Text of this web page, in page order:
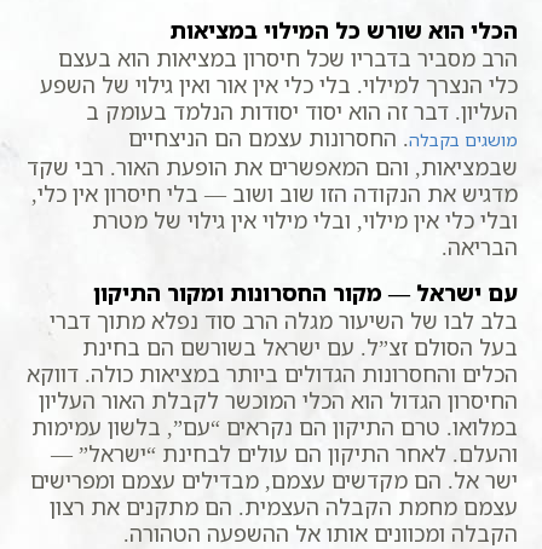
הכלי הוא שורש כל המילוי במציאות
הרב מסביר בדבריו שכל חיסרון במציאות הוא בעצם
כלי הנצרך למילוי. בלי כלי אין אור ואין גילוי של השפע
העליון. דבר זה הוא יסוד יסודות הנלמד בעומק ב
מושגים בקבלה. החסרונות עצמם הם הניצחיים
שבמציאות, והם המאפשרים את הופעת האור. רבי שקד
מדגיש את הנקודה הזו שוב ושוב — בלי חיסרון אין כלי,
ובלי כלי אין מילוי, ובלי מילוי אין גילוי של מטרת
הבריאה.
עם ישראל — מקור החסרונות ומקור התיקון
בלב לבו של השיעור מגלה הרב סוד נפלא מתוך דברי
בעל הסולם זצ”ל. עם ישראל בשורשם הם בחינת
הכלים והחסרונות הגדולים ביותר במציאות כולה. דווקא
החיסרון הגדול הוא הכלי המוכשר לקבלת האור העליון
במלואו. טרם התיקון הם נקראים “עם”, בלשון עמימות
והעלם. לאחר התיקון הם עולים לבחינת “ישראל” —
ישר אל. הם מקדשים עצמם, מבדילים עצמם ומפרישים
עצמם מחמת הקבלה העצמית. הם מתקנים את רצון
הקבלה ומכוונים אותו אל ההשפעה הטהורה.